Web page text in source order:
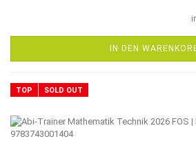
IN DEN
TOP SOLD OUT